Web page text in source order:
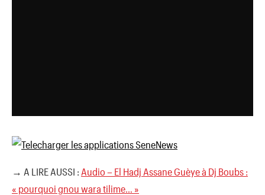
→ A LIRE AUSSI : Audio – El Hadj Assane Guèye à Dj Boubs :
« pourquoi gnou wara tilime… »